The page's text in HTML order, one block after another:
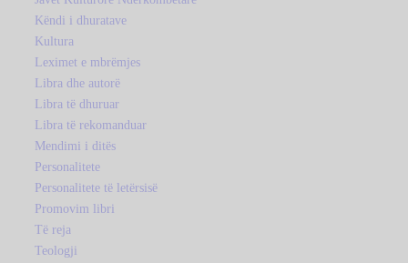
Këndi i dhuratave
Kultura
Leximet e mbrëmjes
Libra dhe autorë
Libra të dhuruar
Libra të rekomanduar
Mendimi i ditës
Personalitete
Personalitete të letërsisë
Promovim libri
Të reja
Teologji